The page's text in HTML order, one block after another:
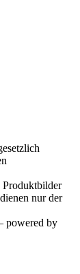
Produktbilder
nur der
powered by